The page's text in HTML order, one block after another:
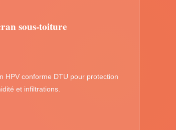
sous-toiture
HPV conforme DTU pour protection
et infiltrations.